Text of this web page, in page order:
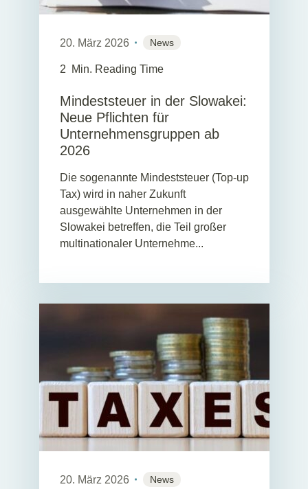
20. März 2026 News
2 Min. Reading Time
Mindeststeuer in der Slowakei:
Neue Pflichten für
Unternehmensgruppen ab
2026
Die sogenannte Mindeststeuer (Top-up
Tax) wird in naher Zukunft
ausgewählte Unternehmen in der
Slowakei betreffen, die Teil großer
multinationaler Unternehme...
20. März 2026 News